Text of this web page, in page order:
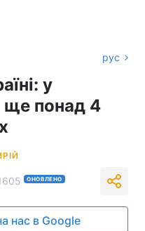
рус
у
ще понад 4
ОНОВЛЕНО
нас в Google